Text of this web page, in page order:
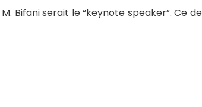
Bifani serait le “keynote speaker”. Ce